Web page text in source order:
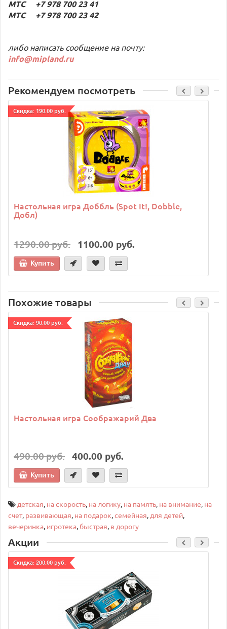
МТС +7 978 700 23 41
МТС +7 978 700 23 42
либо написать сообщение на почту:
info@mipland.ru
Рекомендуем посмотреть
Cкидка: 190.00 руб.
Настольная игра Доббль (Spot It!, Dobble,
Добл)
1290.00 руб. 1100.00 руб.
Купить
Похожие товары
Cкидка: 90.00 руб.
Настольная игра Соображарий Два
490.00 руб. 400.00 руб.
Купить
детская, на скорость, на логику, на память, на внимание, на
счет, развивающая, на подарок,семейная, для детей,
вечеринка, игротека, быстрая, в дорогу
Акции
Cкидка: 200.00 руб.